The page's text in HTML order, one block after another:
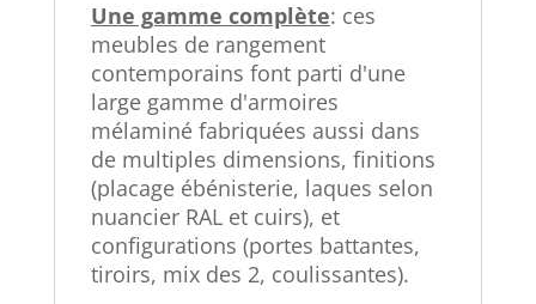
Une gamme complète: ces
meubles de rangement
contemporains font parti d'une
large gamme d'armoires
mélaminé fabriquées aussi dans
de multiples dimensions, finitions
(placage ébénisterie, laques selon
nuancier RAL et cuirs), et
configurations (portes battantes,
tiroirs, mix des 2, coulissantes).